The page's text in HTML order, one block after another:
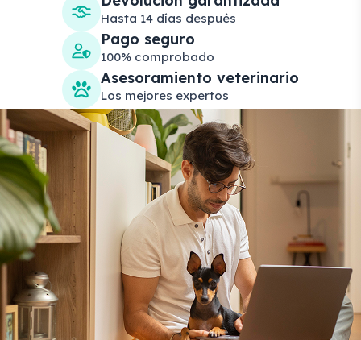
Hasta 14 días después
Pago seguro
100% comprobado
Asesoramiento veterinario
Los mejores expertos
Search products